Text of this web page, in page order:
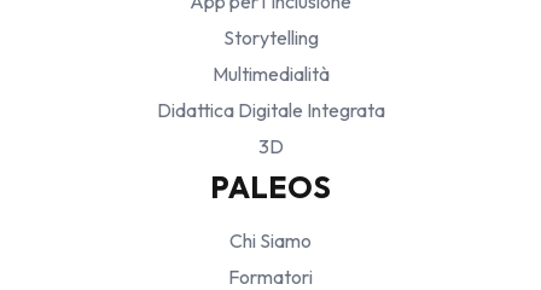
Storytelling
Multimedialità
Didattica Digitale Integrata
3D
PALEOS
Chi Siamo
Formatori